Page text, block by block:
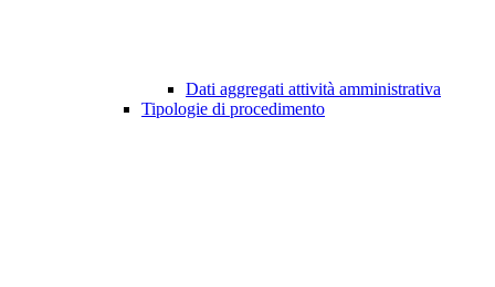
Dati aggregati attività amministrativa
Tipologie di procedimento